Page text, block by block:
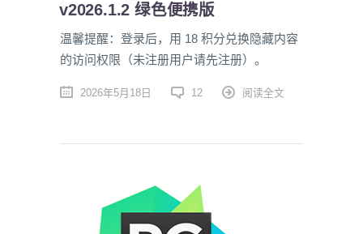
v2026.1.2 绿色便携版
温馨提醒：登录后，用 18 积分兑换隐藏内容
的访问权限（未注册用户请先注册）。
2026年5月18日 12 阅读全文